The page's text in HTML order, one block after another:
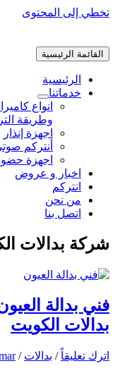
تخطي إلى المحتوى
القائمة الرئيسية
الرئيسية
خدماتنا
انواع
وطريقة
اجهزة إنذار
أنتركم
اجهزة
اخبار و عروض
انتركم
من نحن
اتصل بنا
شركة بدالات
بدالات الكويت
اترك تعليقاً / بدالات /